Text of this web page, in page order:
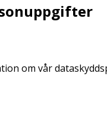
om vår